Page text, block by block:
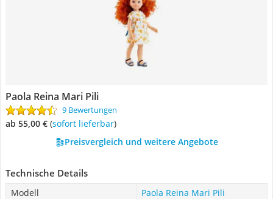
Paola Reina Mari Pili
9 Bewertungen
ab 55,00 € ( Sofort lieferbar)
Preisvergleich und weitere Angebote
Technische Details
Modell
Paola Reina Mari Pili